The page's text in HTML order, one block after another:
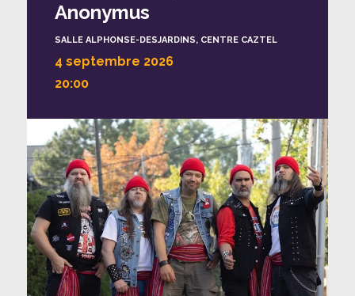
Anonymus
SALLE ALPHONSE-DESJARDINS, CENTRE CAZTEL
4 septembre 2026
20:00